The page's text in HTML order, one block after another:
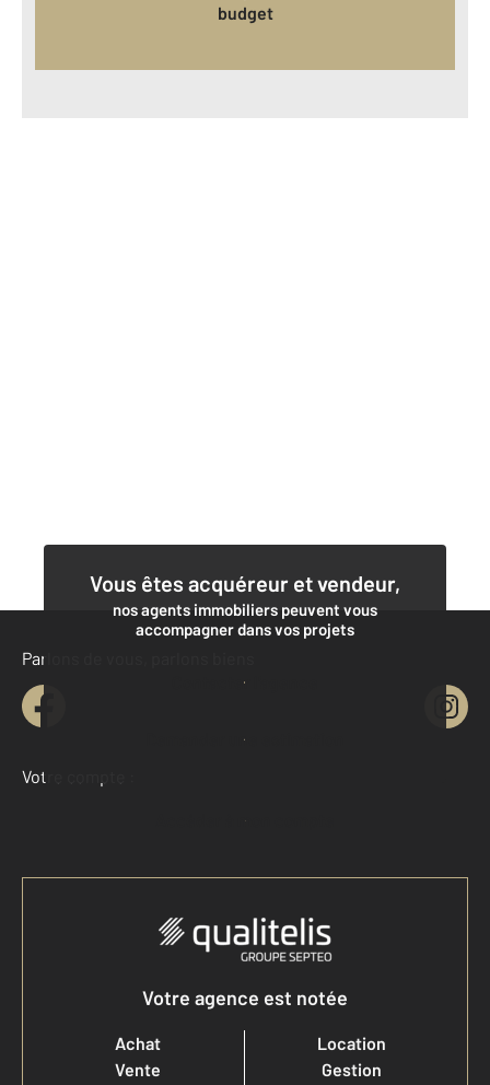
budget
Vous êtes acquéreur et vendeur,
nos agents immobiliers peuvent vous
accompagner dans vos projets
Contacter l'agence
Demander une estimation
Parlons de vous, parlons biens
Votre compte :
Accéder à mon compte
Votre agence est notée
Achat
Vente
Location
Gestion